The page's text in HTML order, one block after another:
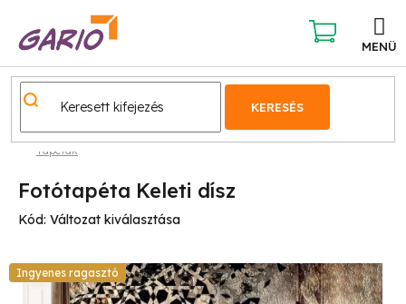
KERESÉS
KOSÁR
Tapéták
Fotótapéta Keleti dísz
Kód: Változat kiválasztása
Ingyenes ragasztó